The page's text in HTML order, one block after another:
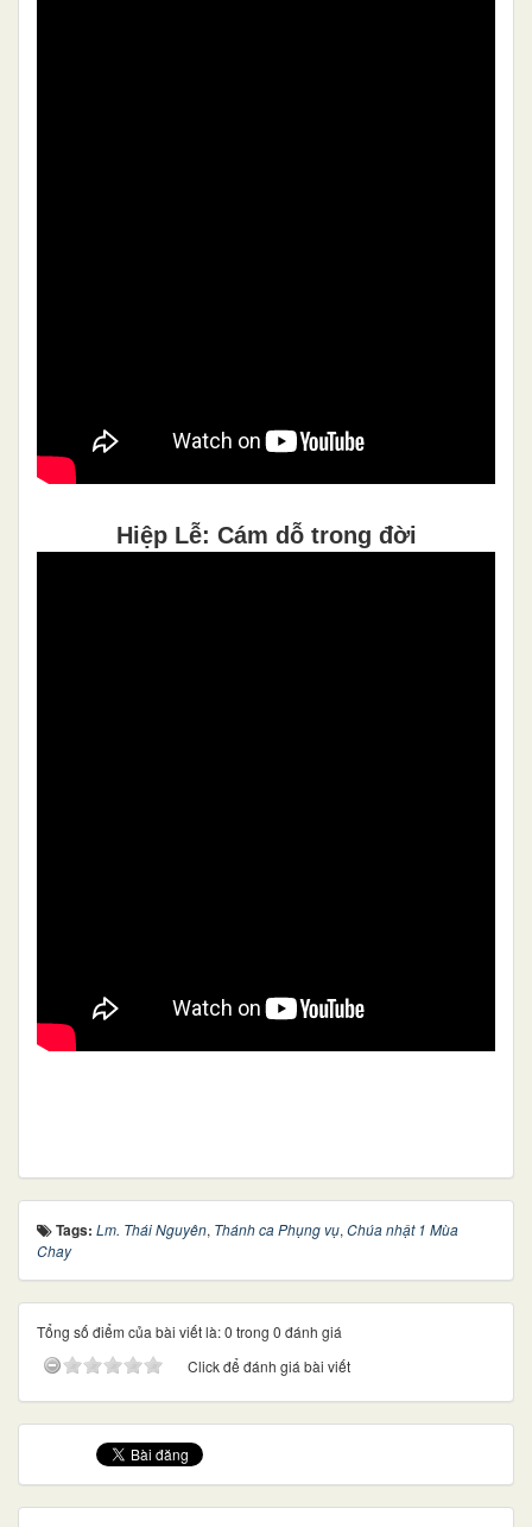
Hiệp Lễ: Cám dỗ trong đời
Tags: Lm. Thái Nguyên, Thánh ca Phụng vụ, Chúa nhật 1 Mùa
Chay
Tổng số điểm của bài viết là: 0 trong 0 đánh giá
Click để đánh giá bài viết